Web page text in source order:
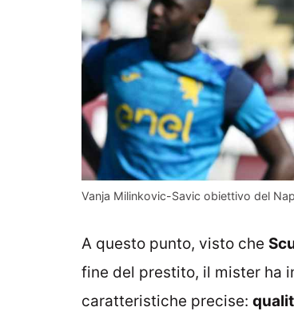
Vanja Milinkovic-Savic obiettivo del
A questo punto, visto che
fine del prestito, il mister ha
caratteristiche precise: